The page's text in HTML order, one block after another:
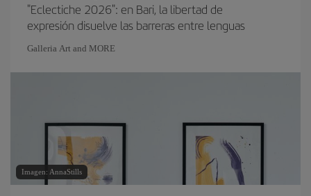
"Eclectiche 2026": en Bari, la libertad de
expresión disuelve las barreras entre lenguas
Galleria Art and MORE
Imagen: AnnaStills